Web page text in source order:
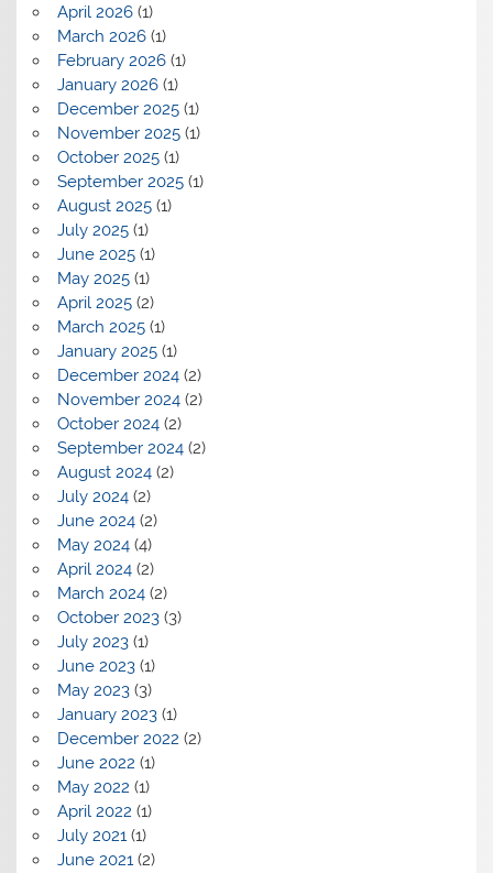
April 2026(1)
March 2026(1)
February 2026(1)
January 2026(1)
December 2025(1)
November 2025(1)
October 2025(1)
September 2025(1)
August 2025(1)
July 2025(1)
June 2025(1)
May 2025(1)
April 2025(2)
March 2025(1)
January 2025(1)
December 2024(2)
November 2024(2)
October 2024(2)
September 2024(2)
August 2024(2)
July 2024(2)
June 2024(2)
May 2024(4)
April 2024(2)
March 2024(2)
October 2023(3)
July 2023(1)
June 2023(1)
May 2023(3)
January 2023(1)
December 2022 (2)
June 2022 (1)
May 2022 (1)
April 2022 (1)
July 2021(1)
June 2021(2)